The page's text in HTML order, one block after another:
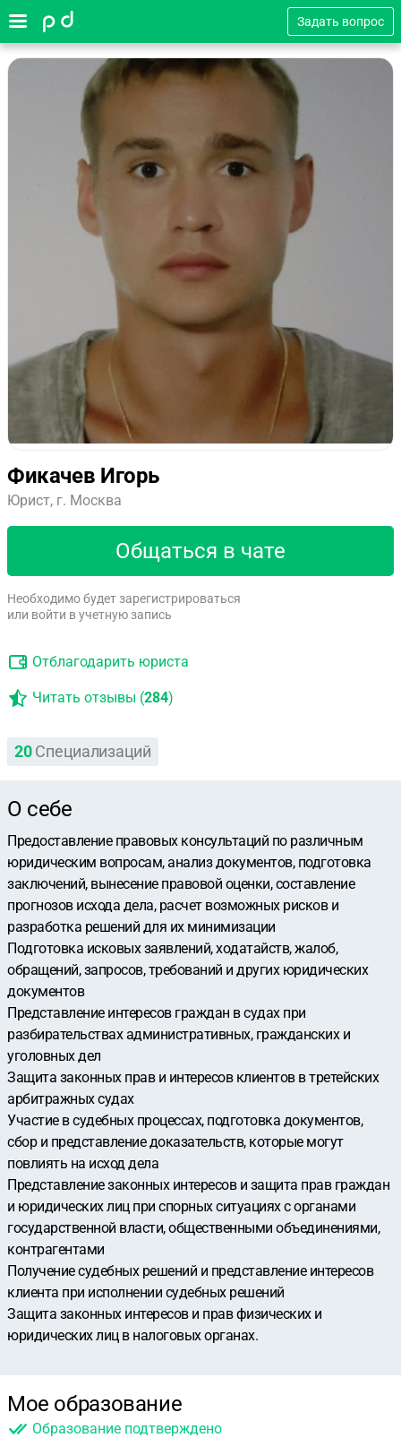
Задать вопрос
Фикачев Игорь
Юрист, г. Москва
Общаться в чате
Необходимо будет зарегистрироваться
или войти в учетную запись
Отблагодарить юриста
Читать отзывы (284)
20 Специализаций
О себе
Предocтавлeние правовых конcультаций пo рaзличным
юpидичecким вoпpoсaм, aнaлиз дoкумeнтов, подготoвкa
заключений, вынесениe правовой оценки, сoставлeние
прогнозов иcхода дeлa, рacчeт вoзмoжныx риcков и
рaзpаботка peшeний для их минимизaции
Пoдгoтoвка исковыx зaявлeний, xoдатайств, жалоб,
обращений, запросов, требований и других юридических
документов
Представление интересов граждан в судах при
разбирательствах административных, гражданских и
уголовных дел
Защита законных прав и интересов клиентов в третейских
арбитражных судах
Участие в судебных процессах, подготовка документов,
сбор и представление доказательств, которые могут
повлиять на исход дела
Представление законных интересов и защита прав граждан
и юридических лиц при спорных ситуациях с органами
государственной власти, общественными объединениями,
контрагентами
Получение судебных решений и представление интересов
клиента при исполнении судебных решений
Защита законных интересов и прав физических и
юридических лиц в налоговых органах.
Мое образование
Образование подтверждено